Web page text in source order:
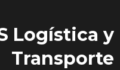
Logística y
Transporte